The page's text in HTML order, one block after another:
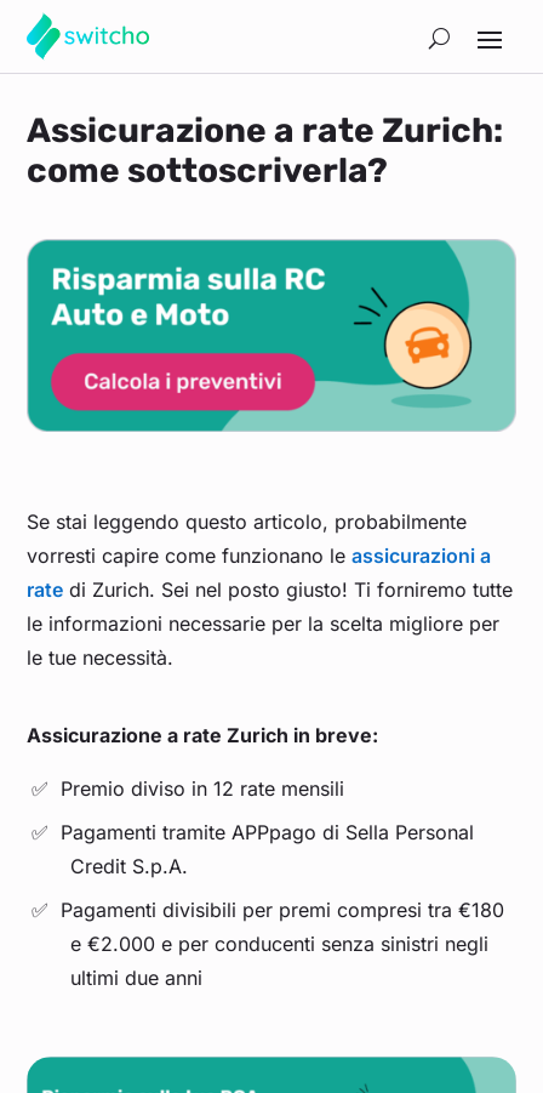
Assicurazione a rate Zurich:
come sottoscriverla?
Se stai leggendo questo articolo, probabilmente
vorresti capire come funzionano leassicurazioni a
rate di Zurich. Sei nel posto giusto! Ti forniremo tutte
le informazioni necessarie per la scelta migliore per
le tue necessità.
Assicurazione a rate Zurich in breve:
Premio diviso in 12 rate mensili
Pagamenti tramite APPpago di Sella Personal
Credit S.p.A.
Pagamenti divisibili per premi compresi tra €180
e €2.000 e per conducenti senza sinistri negli
ultimi due anni